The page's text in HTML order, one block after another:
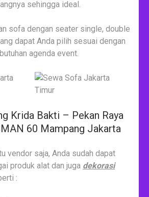
sehingga ideal.
sofa dengan seater single, double
dapat Anda pilih sesuai dengan
agenda event.
Krida Bakti – Pekan Raya
60 Mampang Jakarta
vendor saja, Anda sudah dapat
produk alat dan juga dekorasi
: